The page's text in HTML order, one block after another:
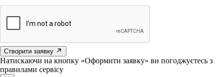
Створити заявку
Натискаючи на кнопку «Оформити заявку» ви погоджуєтесь з
правилами сервісу